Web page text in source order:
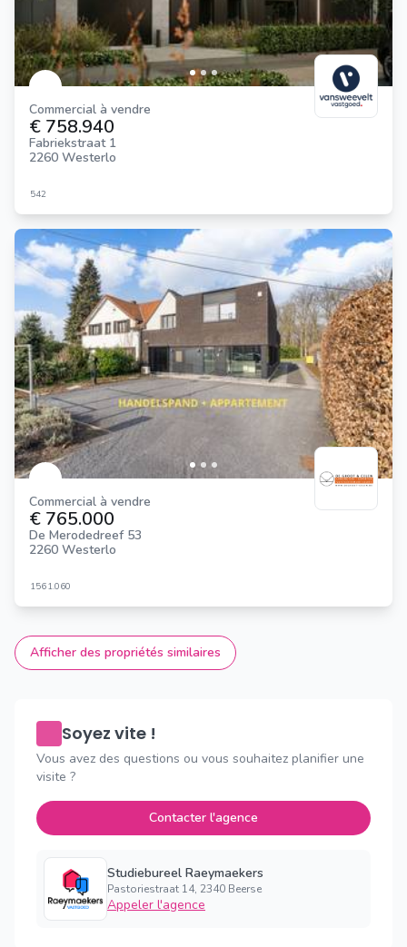
Commercial à vendre
€ 758.940
Fabriekstraat 1
2260 Westerlo
542
Commercial à vendre
€ 765.000
De Merodedreef 53
2260 Westerlo
1561.060
Afficher des propriétés similaires
Soyez vite !
Vous avez des questions ou vous souhaitez planifier une
visite ?
Contacter l'agence
Studiebureel Raeymaekers
Pastoriestraat 14, 2340 Beerse
Appeler l'agence